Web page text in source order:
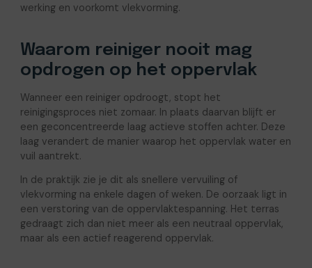
werking en voorkomt vlekvorming.
Waarom reiniger nooit mag
opdrogen op het oppervlak
Wanneer een reiniger opdroogt, stopt het
reinigingsproces niet zomaar. In plaats daarvan blijft er
een geconcentreerde laag actieve stoffen achter. Deze
laag verandert de manier waarop het oppervlak water en
vuil aantrekt.
In de praktijk zie je dit als snellere vervuiling of
vlekvorming na enkele dagen of weken. De oorzaak ligt in
een verstoring van de oppervlaktespanning. Het terras
gedraagt zich dan niet meer als een neutraal oppervlak,
maar als een actief reagerend oppervlak.